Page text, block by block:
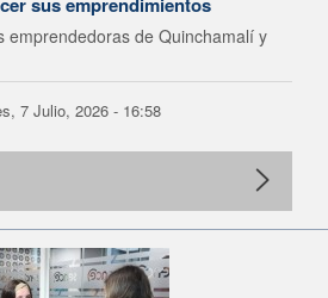
emprendedoras de Quinchamalí y
7 Julio, 2026 - 16:58